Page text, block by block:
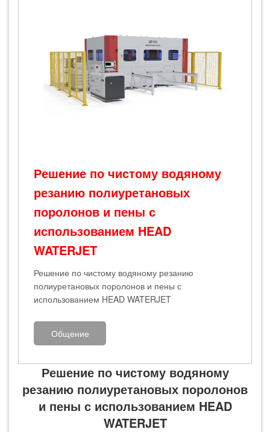
Решение по чистому водяному
резанию полиуретановых
поролонов и пены с
использованием HEAD
WATERJET
Решение по чистому водяному резанию
полиуретановых поролонов и пены с
использованием HEAD WATERJET
Общение
Решение по чистому водяному
резанию полиуретановых поролонов
и пены с использованием HEAD
WATERJET